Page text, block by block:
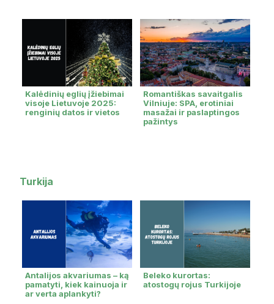
Kalėdinių eglių įžiebimai
visoje Lietuvoje 2025:
renginių datos ir vietos
Romantiškas savaitgalis
Vilniuje: SPA, erotiniai
masažai ir paslaptingos
pažintys
Turkija
Antalijos akvariumas – ką
pamatyti, kiek kainuoja ir
ar verta aplankyti?
Beleko kurortas:
atostogų rojus Turkijoje